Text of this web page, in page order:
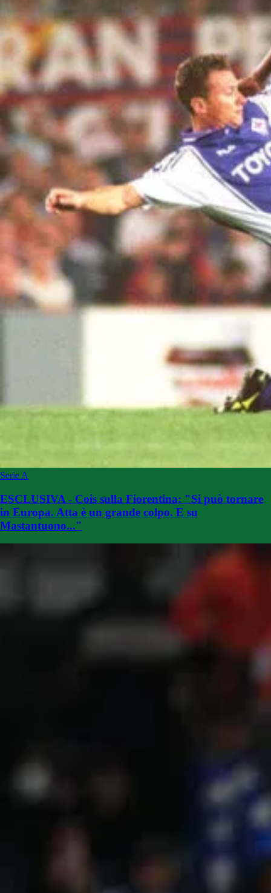
Serie A
ESCLUSIVA - Cois sulla Fiorentina: "Si può tornare
in Europa. Atta è un grande colpo. E su
Mastantuono..."